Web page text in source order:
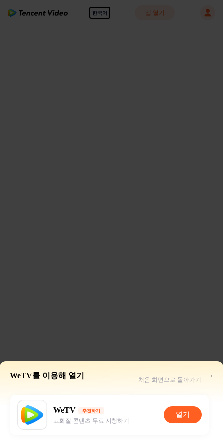
한국어 앱 열기
WeTV를 이용해 열기 처음 화면으로 돌아가기
WeTV 추천하기
고화질 콘텐츠 무료 시청하기
열기